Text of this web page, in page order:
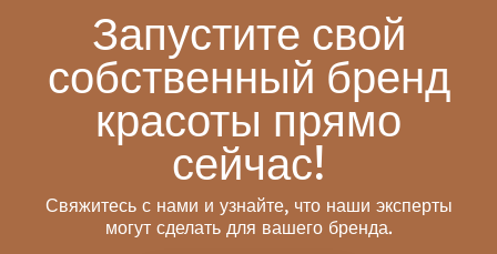
Запустите свой
собственный бренд
красоты прямо
сейчас!
Свяжитесь с нами и узнайте, что наши эксперты
могут сделать для вашего бренда.